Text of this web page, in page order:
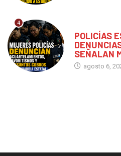
4
POLICÍAS
SEÑALAN
agosto 6,